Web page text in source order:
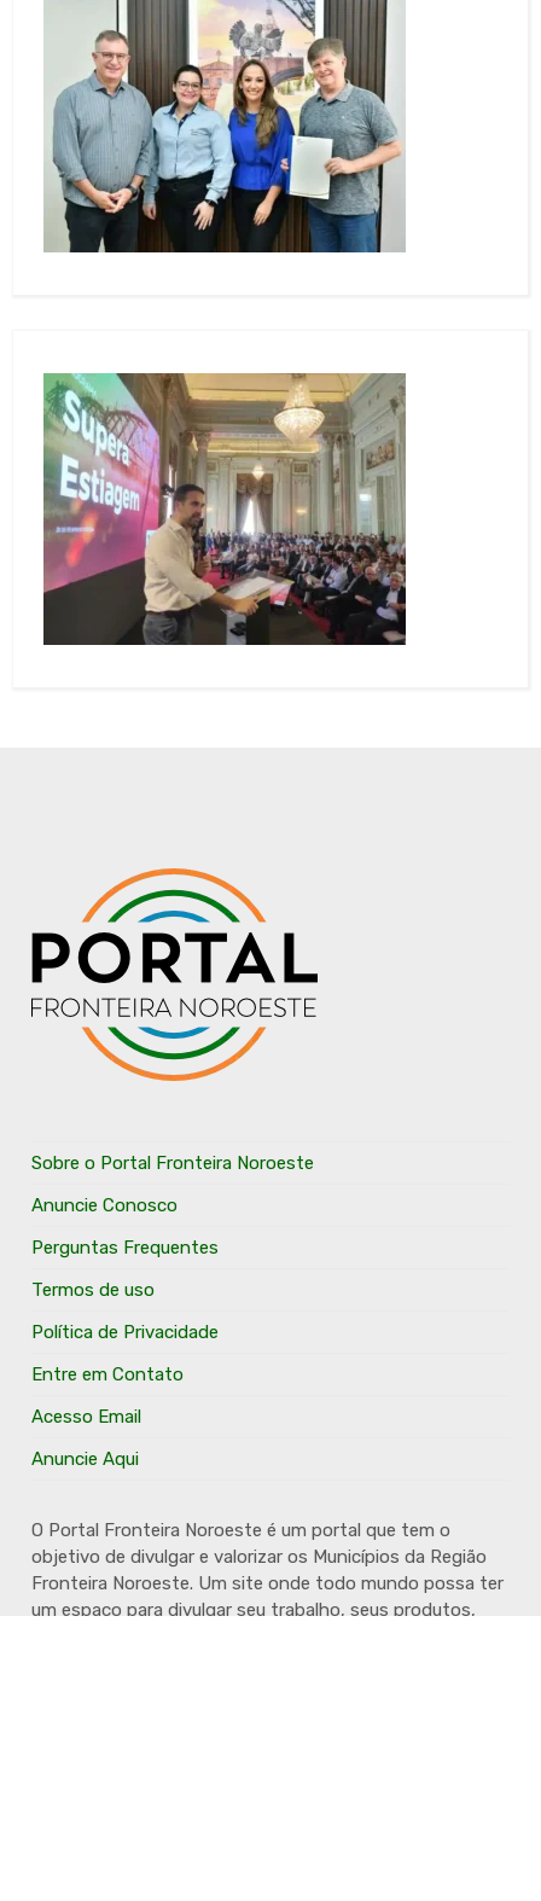
Sobre o Portal Fronteira Noroeste
Anuncie Conosco
Perguntas Frequentes
Termos de uso
Política de Privacidade
Entre em Contato
Acesso Email
Anuncie Aqui
O Portal Fronteira Noroeste é um portal que tem o
objetivo de divulgar e valorizar os Municípios da Região
Fronteira Noroeste. Um site onde todo mundo possa ter
um espaço para divulgar seu trabalho, seus produtos,